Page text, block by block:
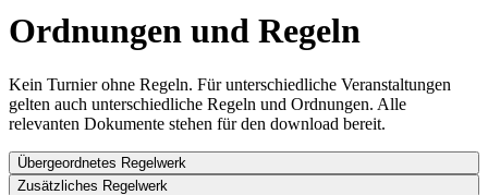
Ordnungen und Regeln
Kein Turnier ohne Regeln. Für unterschiedliche Veranstaltungen
gelten auch unterschiedliche Regeln und Ordnungen. Alle
relevanten Dokumente stehen für den download bereit.
Übergeordnetes Regelwerk
Zusätzliches Regelwerk